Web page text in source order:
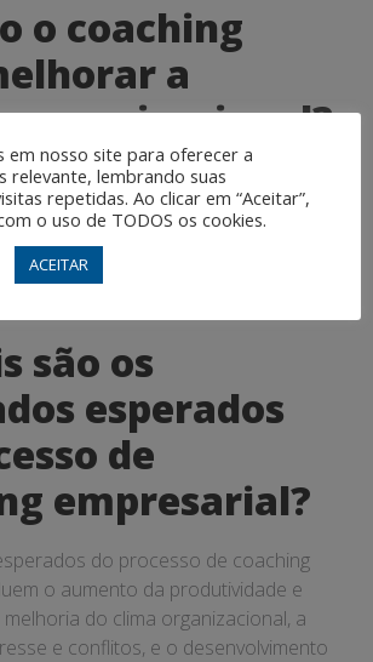
o coaching
a
organizacional?
ajudar a melhorar a cultura
promover a comunicação eficaz, o
de lideranças inspiradoras e
são os
esperados
de
empresarial?
do processo de coaching
o aumento da produtividade e
do clima organizacional, a
e conflitos, e o desenvolvimento
em nosso site para oferecer a
relevante, lembrando suas
repetidas. Ao clicar em “Aceitar”,
o uso de TODOS os cookies.
ACEITAR